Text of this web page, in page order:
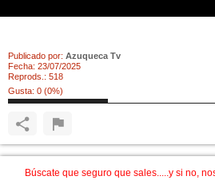
Publicado por: Azuqueca Tv
Fecha: 23/07/2025
Reprods.: 518
Gusta: 0 (0%)
Búscate que seguro que sales.....y si no,